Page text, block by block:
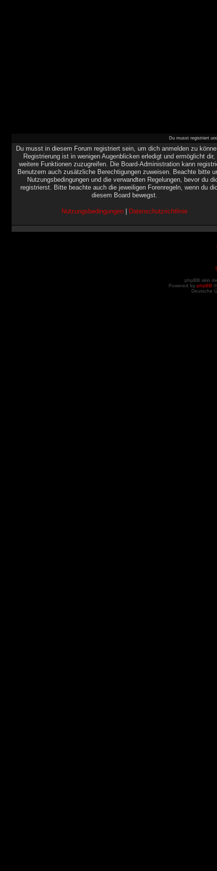
Du musst registriert
Du musst in diesem Forum registriert sein, um dich anmelden zu
Registrierung ist in wenigen Augenblicken erledigt und ermöglicht dir,
weitere Funktionen zuzugreifen. Die Board-Administration kann
Benutzern auch zusätzliche Berechtigungen zuweisen. Beachte bitte
Nutzungsbedingungen und die verwandten Regelungen, bevor du
registrierst. Bitte beachte auch die jeweiligen Forenregeln, wenn du
diesem Board bewegst.
Nutzungsbedingungen| Datenschutzrichtlinie
phpBB skin
Powered by phpBB
Deutsche